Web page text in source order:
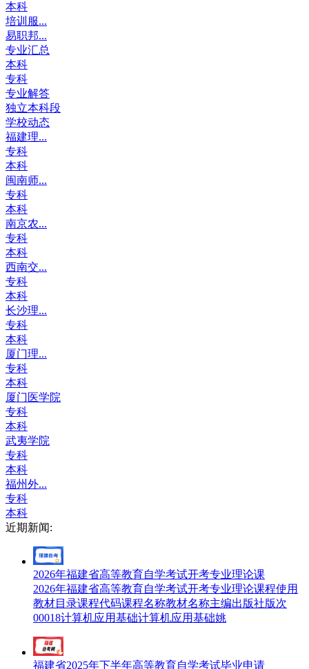
本科
培训服...
易职邦...
专业汇总
本科
专科
专业解答
独立本科段
学校动态
福建理...
专科
本科
闽南师...
专科
本科
南京农...
专科
本科
西南交...
专科
本科
长沙理...
专科
本科
厦门理...
专科
本科
厦门医学院
专科
本科
武夷学院
专科
本科
福州外...
专科
本科
近期新闻:
2026年福建省高等教育自学考试开考专业理论课
2026年福建省高等教育自学考试开考专业理论课程使用
教材目录课程代码课程名称教材名称主编出版社版次
00018计算机应用基础计算机应用基础姚
福建省2025年下半年高等教育自学考试毕业申请